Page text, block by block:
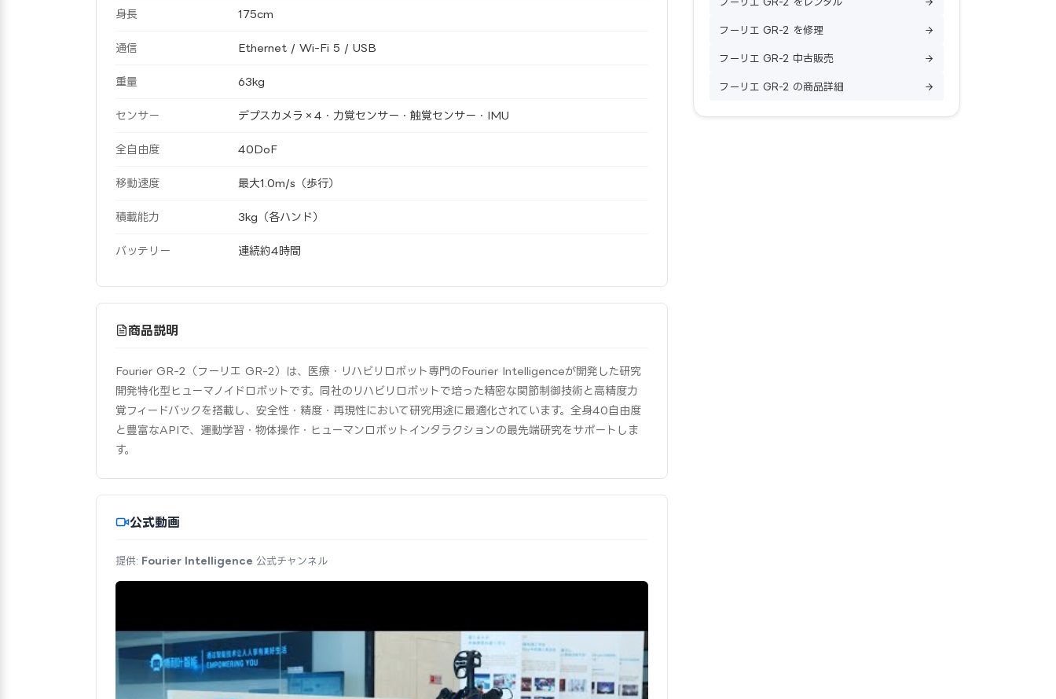
身長 175cm
通信 Ethernet / Wi-Fi 5 / USB
重量 63kg
センサー デプスカメラ×4・力覚センサー・触覚センサー・IMU
全自由度 40DoF
移動速度 最大1.0m/s（歩行）
積載能力 3kg（各ハンド）
バッテリー 連続約4時間
商品説明
Fourier GR-2（フーリエ GR-2）は、医療・リハビリロボット専門のFourier Intelligenceが開発した研究
開発特化型ヒューマノイドロボットです。同社のリハビリロボットで培った精密な関節制御技術と高精度力
覚フィードバックを搭載し、安全性・精度・再現性において研究用途に最適化されています。全身40自由度
と豊富なAPIで、運動学習・物体操作・ヒューマンロボットインタラクションの最先端研究をサポートしま
す。
公式動画
提供: Fourier Intelligence 公式チャンネル
フーリエ GR-2 を修理
フーリエ GR-2 中古販売
フーリエ GR-2 の商品詳細